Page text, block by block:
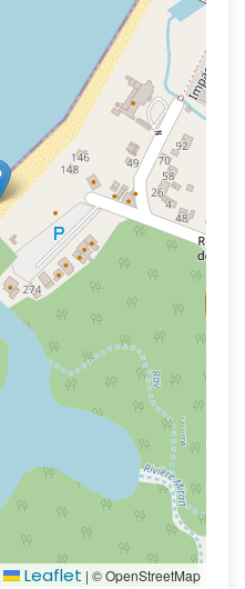
Leaflet | © OpenStreetMap